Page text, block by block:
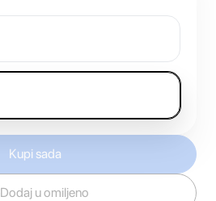
Kupi sada
Dodaj u omiljeno